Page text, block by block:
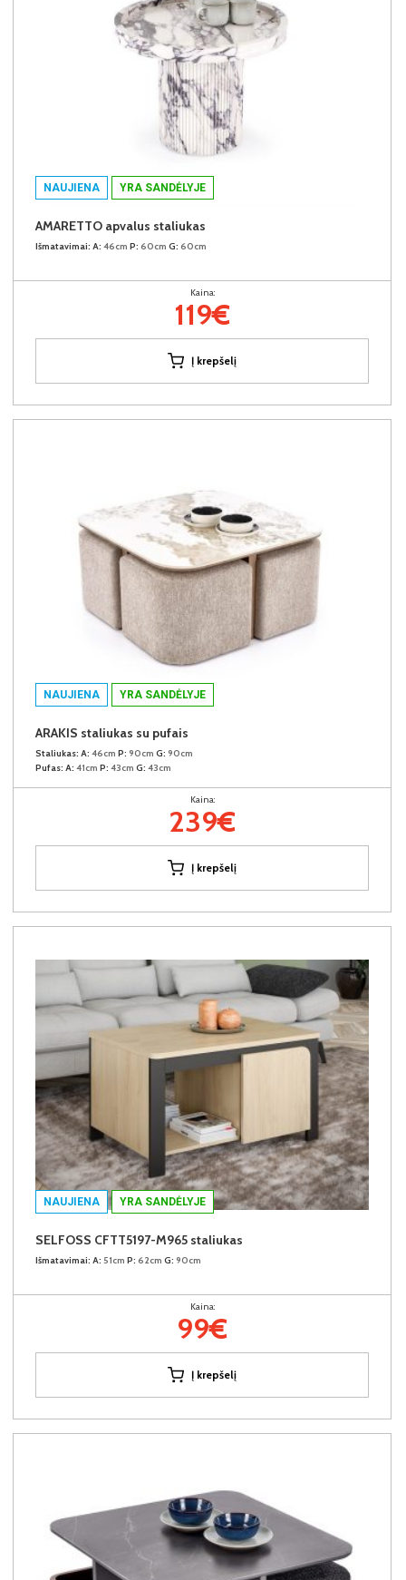
NAUJIENA YRA SANDĖLYJE
AMARETTO apvalus staliukas
Išmatavimai: A: 46cm P: 60cm G: 60cm
Kaina:
119€
Į krepšelį
NAUJIENA YRA SANDĖLYJE
ARAKIS staliukas su pufais
Staliukas: A: 46cm P: 90cm G: 90cm
Pufas: A: 41cm P: 43cm G: 43cm
Kaina:
239€
Į krepšelį
NAUJIENA YRA SANDĖLYJE
SELFOSS CFTT5197-M965 staliukas
Išmatavimai: A: 51cm P: 62cm G: 90cm
Kaina:
99€
Į krepšelį